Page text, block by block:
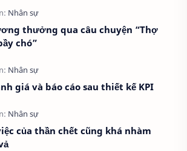
thưởng qua câu chuyện “Thợ
chó”
giá và báo cáo sau thiết kế KPI
của thần chết cũng khá nhàm